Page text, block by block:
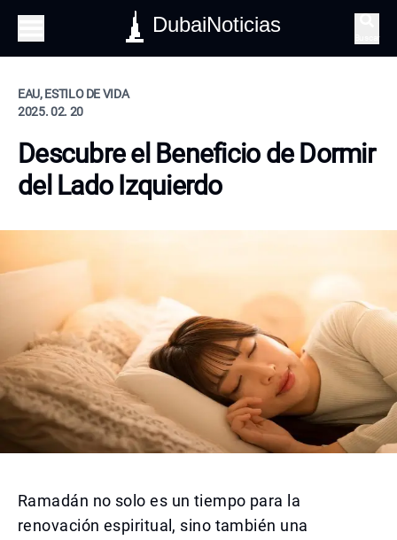
DubaiNoticias
EAU, ESTILO DE VIDA
2025. 02. 20
Descubre el Beneficio de Dormir
del Lado Izquierdo
Ramadán no solo es un tiempo para la
renovación espiritual, sino también una